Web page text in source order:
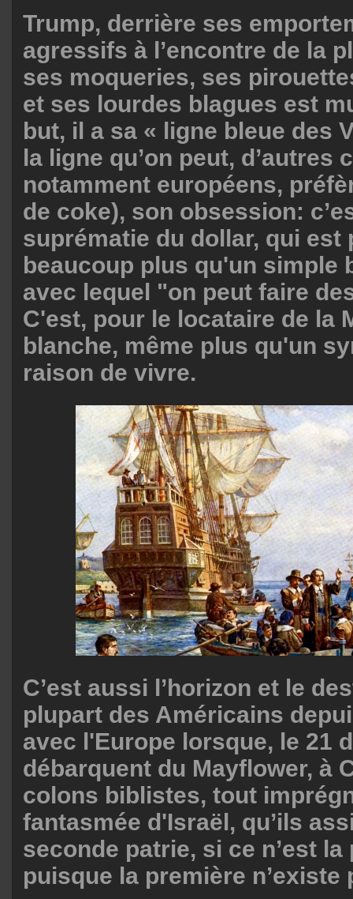
Trump, derrière ses
agressifs à l’encontre de la
ses moqueries, ses
et ses lourdes blagues est
but, il a sa « ligne bleue des
la ligne qu’on peut, d’autres
notamment européens,
de coke), son obsession:
suprématie du dollar, qui est
beaucoup plus qu'un simple
avec lequel "on peut faire
C'est, pour le locataire de la
blanche, même plus qu'un
raison de vivre.
C’est aussi l’horizon et le
plupart des Américains
avec l'Europe lorsque, le 21
débarquent du Mayflower, à
colons biblistes, tout
fantasmée d'Israël, qu’ils
seconde patrie, si ce n’est la
puisque la première n’existe